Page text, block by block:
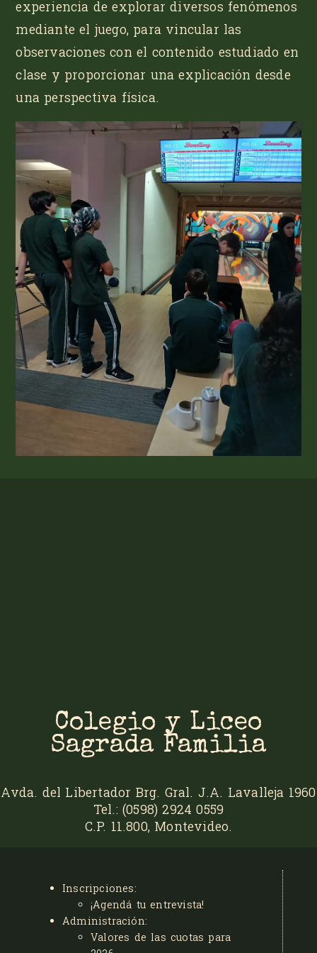
experiencia de explorar diversos fenómenos
mediante el juego, para vincular las
observaciones con el contenido estudiado en
clase y proporcionar una explicación desde
una perspectiva física.
Colegio y Liceo
Sagrada Familia
Avda. del Libertador Brg. Gral. J.A. Lavalleja 1960
Tel.: (0598) 2924 0559
C.P. 11.800, Montevideo.
Inscripciones:
¡Agendá tu entrevista!
Administración:
Valores de las cuotas para